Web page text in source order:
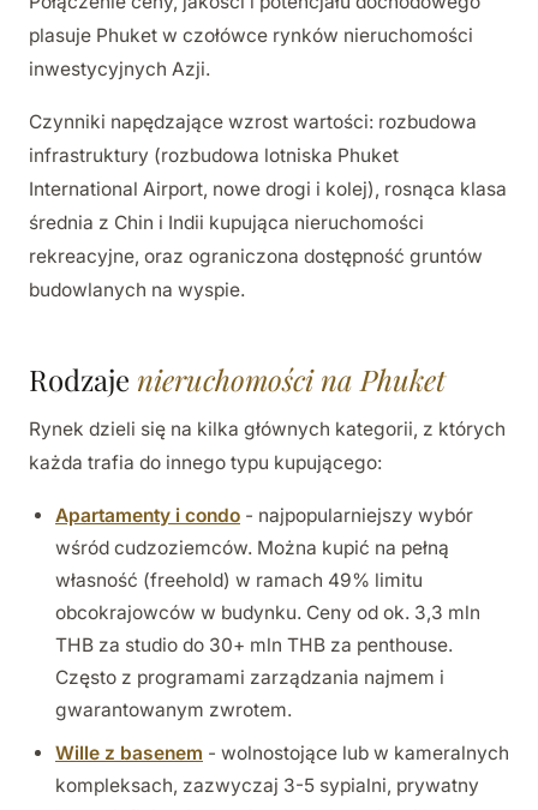
plasuje Phuket w czołówce rynków nieruchomości
inwestycyjnych Azji.
Czynniki napędzające wzrost wartości: rozbudowa
infrastruktury (rozbudowa lotniska Phuket
International Airport, nowe drogi i kolej), rosnąca klasa
średnia z Chin i Indii kupująca nieruchomości
rekreacyjne, oraz ograniczona dostępność gruntów
budowlanych na wyspie.
Rodzaje nieruchomości na Phuket
Rynek dzieli się na kilka głównych kategorii, z których
każda trafia do innego typu kupującego:
Apartamenty i condo - najpopularniejszy wybór
wśród cudzoziemców. Można kupić na pełną
własność (freehold) w ramach 49% limitu
obcokrajowców w budynku. Ceny od ok. 3,3 mln
THB za studio do 30+ mln THB za penthouse.
Często z programami zarządzania najmem i
gwarantowanym zwrotem.
Wille z basenem - wolnostojące lub w kameralnych
kompleksach, zazwyczaj 3-5 sypialni, prywatny